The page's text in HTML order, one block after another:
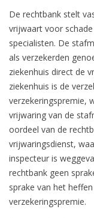
De rechtbank stelt
vrijwaart voor
specialisten. De
als verzekerden
ziekenhuis direct de
ziekenhuis is de
verzekeringspremie,
vrijwaring van de
oordeel van de
vrijwaringsdienst,
inspecteur is
rechtbank geen
sprake van het
verzekeringspremie.